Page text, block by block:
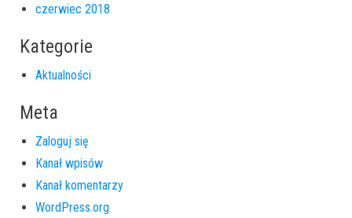
czerwiec 2018
Kategorie
Aktualności
Meta
Zaloguj się
Kanał wpisów
Kanał komentarzy
WordPress.org